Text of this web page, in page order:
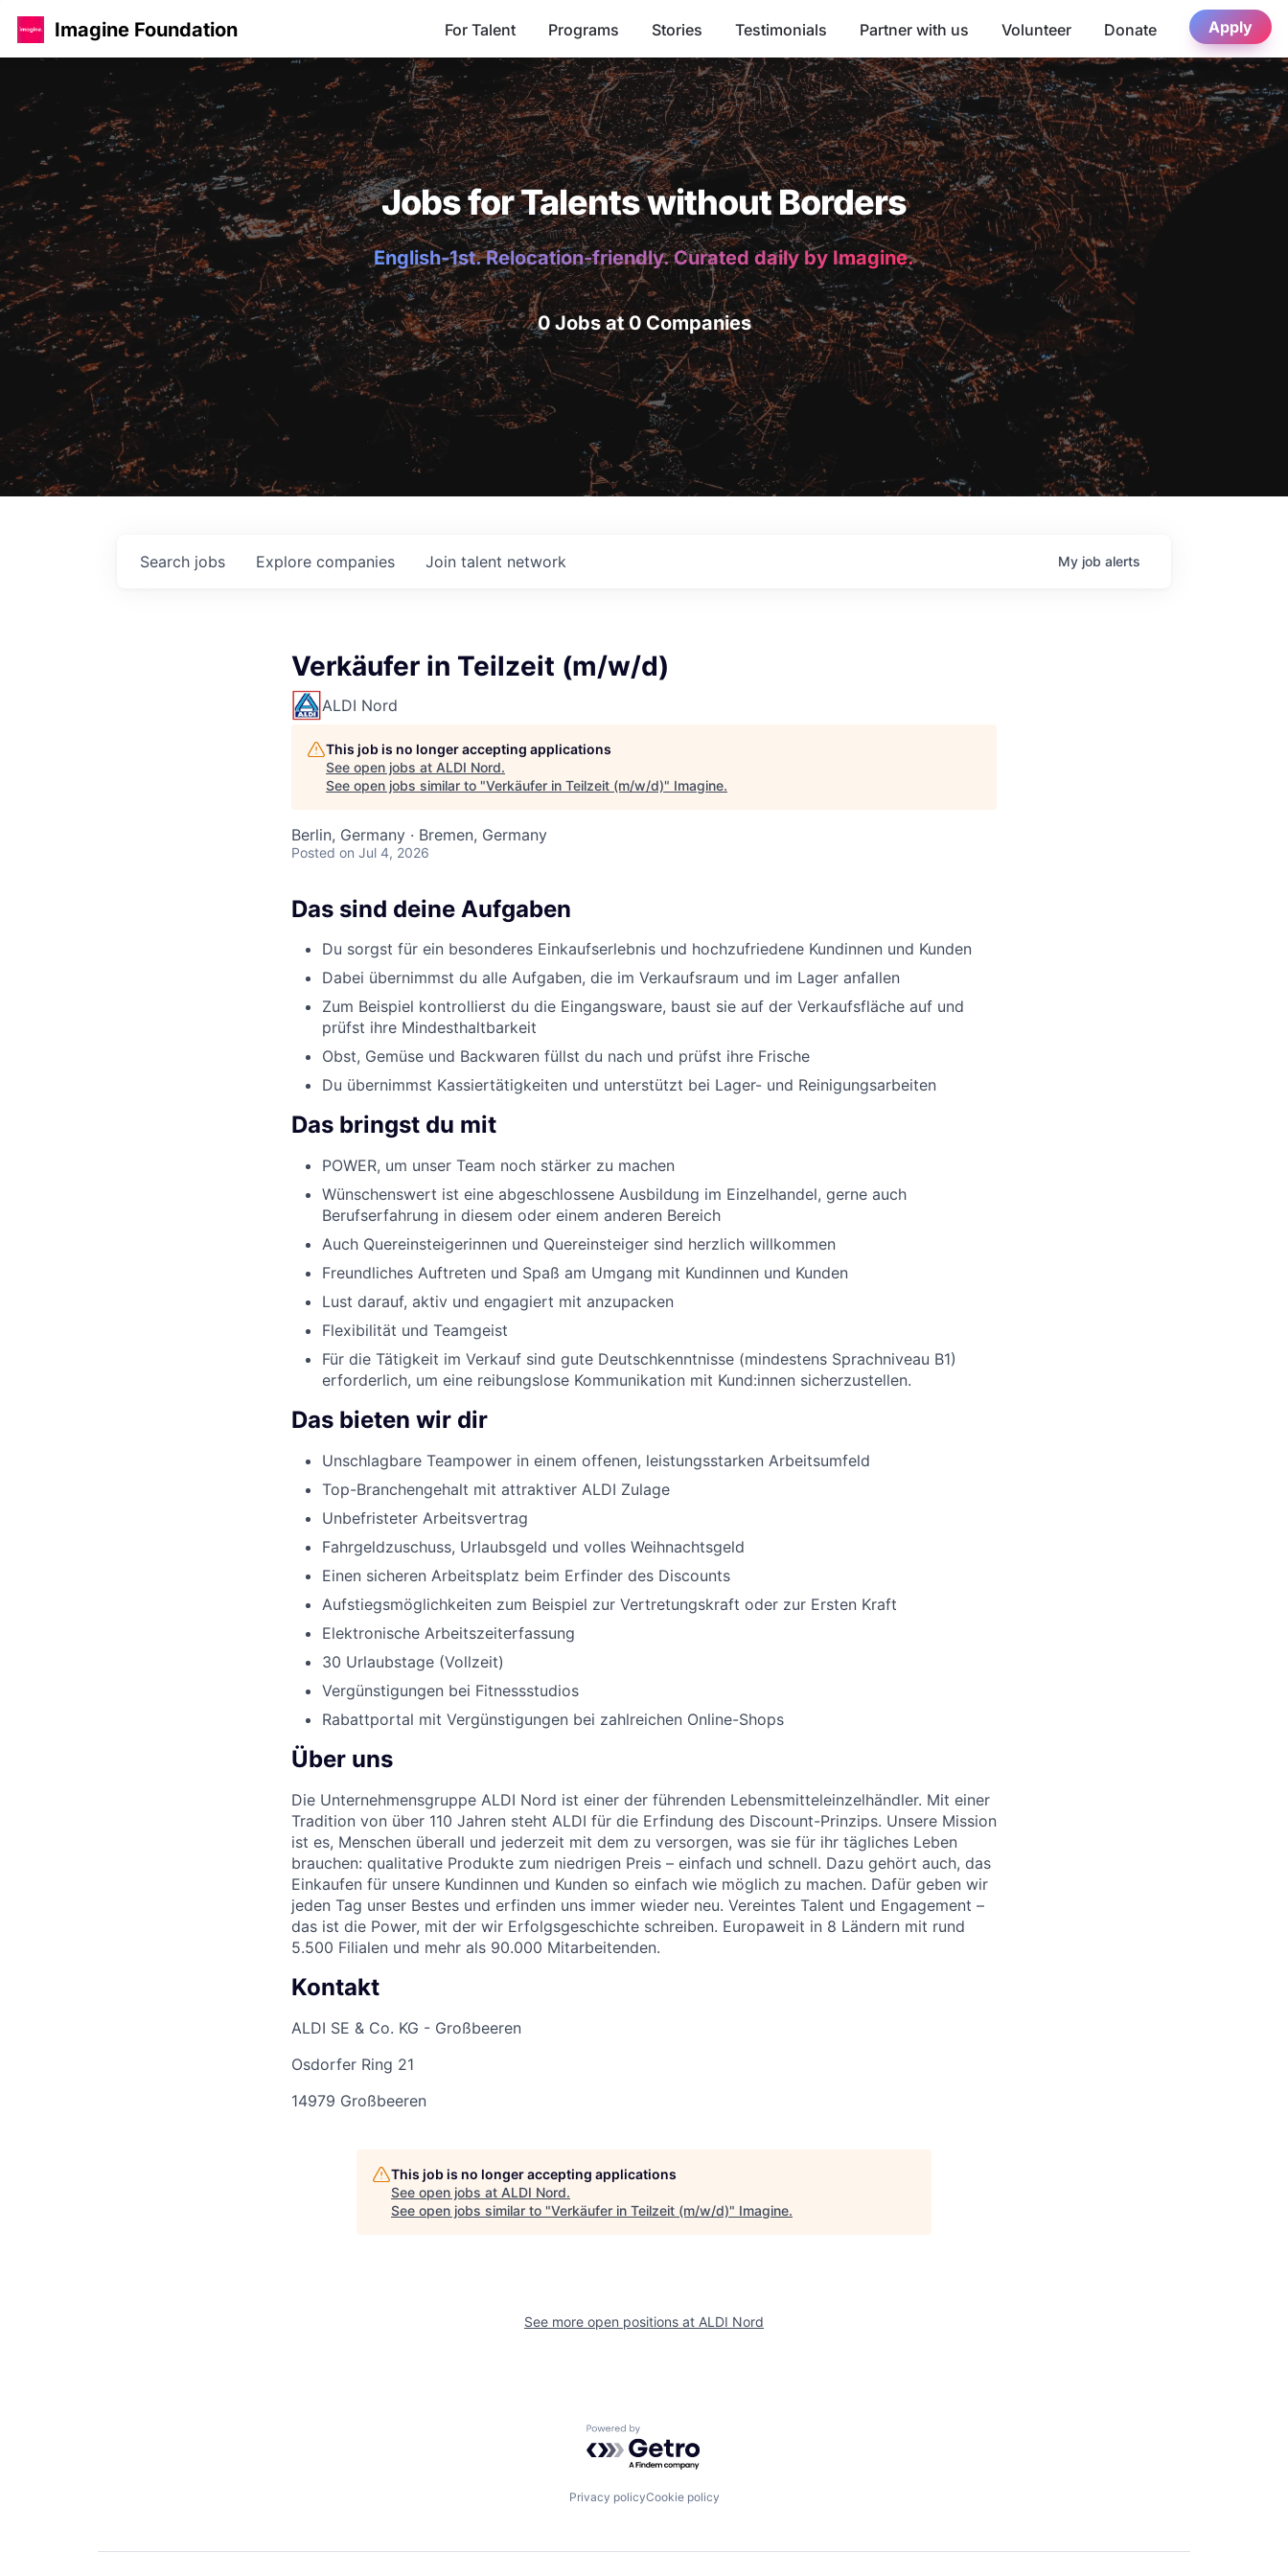
Imagine Foundation For Talent Programs Stories Testimonials Partner with us Volunteer Donate Apply
Jobs for Talents without Borders
English-1st. Relocation-friendly. Curated daily by Imagine.
0 Jobs at 0 Companies
Search jobs Explore companies Join talent network My job alerts
Verkäufer in Teilzeit (m/w/d)
ALDI Nord
This job is no longer accepting applications
See open jobs at ALDI Nord.
See open jobs similar to "Verkäufer in Teilzeit (m/w/d)" Imagine.
Berlin, Germany · Bremen, Germany
Posted on Jul 4, 2026
Das sind deine Aufgaben
Du sorgst für ein besonderes Einkaufserlebnis und hochzufriedene Kundinnen und Kunden
Dabei übernimmst du alle Aufgaben, die im Verkaufsraum und im Lager anfallen
Zum Beispiel kontrollierst du die Eingangsware, baust sie auf der Verkaufsfläche auf und
prüfst ihre Mindesthaltbarkeit
Obst, Gemüse und Backwaren füllst du nach und prüfst ihre Frische
Du übernimmst Kassiertätigkeiten und unterstützt bei Lager- und Reinigungsarbeiten
Das bringst du mit
POWER, um unser Team noch stärker zu machen
Wünschenswert ist eine abgeschlossene Ausbildung im Einzelhandel, gerne auch
Berufserfahrung in diesem oder einem anderen Bereich
Auch Quereinsteigerinnen und Quereinsteiger sind herzlich willkommen
Freundliches Auftreten und Spaß am Umgang mit Kundinnen und Kunden
Lust darauf, aktiv und engagiert mit anzupacken
Flexibilität und Teamgeist
Für die Tätigkeit im Verkauf sind gute Deutschkenntnisse (mindestens Sprachniveau B1)
erforderlich, um eine reibungslose Kommunikation mit Kund:innen sicherzustellen.
Das bieten wir dir
Unschlagbare Teampower in einem offenen, leistungsstarken Arbeitsumfeld
Top-Branchengehalt mit attraktiver ALDI Zulage
Unbefristeter Arbeitsvertrag
Fahrgeldzuschuss, Urlaubsgeld und volles Weihnachtsgeld
Einen sicheren Arbeitsplatz beim Erfinder des Discounts
Aufstiegsmöglichkeiten zum Beispiel zur Vertretungskraft oder zur Ersten Kraft
Elektronische Arbeitszeiterfassung
30 Urlaubstage (Vollzeit)
Vergünstigungen bei Fitnessstudios
Rabattportal mit Vergünstigungen bei zahlreichen Online-Shops
Über uns
Die Unternehmensgruppe ALDI Nord ist einer der führenden Lebensmitteleinzelhändler. Mit einer
Tradition von über 110 Jahren steht ALDI für die Erfindung des Discount-Prinzips. Unsere Mission
ist es, Menschen überall und jederzeit mit dem zu versorgen, was sie für ihr tägliches Leben
brauchen: qualitative Produkte zum niedrigen Preis – einfach und schnell. Dazu gehört auch, das
Einkaufen für unsere Kundinnen und Kunden so einfach wie möglich zu machen. Dafür geben wir
jeden Tag unser Bestes und erfinden uns immer wieder neu. Vereintes Talent und Engagement –
das ist die Power, mit der wir Erfolgsgeschichte schreiben. Europaweit in 8 Ländern mit rund
5.500 Filialen und mehr als 90.000 Mitarbeitenden.
Kontakt
ALDI SE & Co. KG - Großbeeren
Osdorfer Ring 21
14979 Großbeeren
This job is no longer accepting applications
See open jobs at ALDI Nord.
See open jobs similar to "Verkäufer in Teilzeit (m/w/d)" Imagine.
See more open positions at ALDI Nord
Powered by Getro.com
Privacy policyCookie policy